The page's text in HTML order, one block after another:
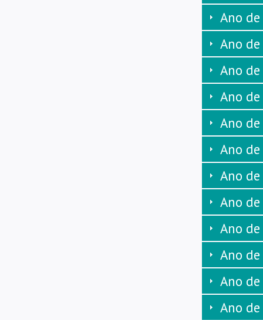
Ano
Ano
Ano
Ano
Ano
Ano
Ano
Ano
Ano
Ano
Ano
Ano